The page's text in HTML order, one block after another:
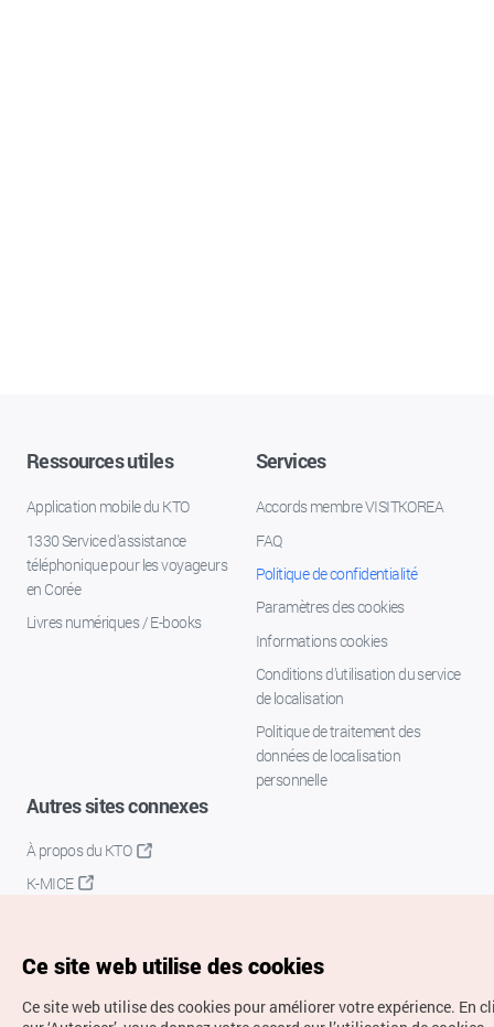
Ressources utiles
Application mobile du KTO
1330 Service d'assistance
téléphonique pour les voyageurs
en Corée
Livres numériques / E-books
Services
Accords membre VISITKOREA
FAQ
Politique de confidentialité
Paramètres des cookies
Informations cookies
Conditions d’utilisation du service
de localisation
Politique de traitement des
données de localisation
personnelle
Autres sites connexes
À propos du KTO
K-MICE
Ce site web utilise des cookies
Ce site web utilise des cookies pour améliorer votre expérience. En